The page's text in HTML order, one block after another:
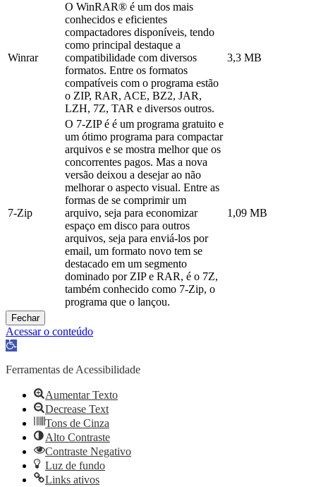
Winrar
O WinRAR® é um dos mais
conhecidos e eficientes
compactadores disponíveis, tendo
como principal destaque a
compatibilidade com diversos
formatos. Entre os formatos
compatíveis com o programa estão
o ZIP, RAR, ACE, BZ2, JAR,
LZH, 7Z, TAR e diversos outros.
3,3 MB
7-Zip
O 7-ZIP é é um programa gratuito e
um ótimo programa para compactar
arquivos e se mostra melhor que os
concorrentes pagos. Mas a nova
versão deixou a desejar ao não
melhorar o aspecto visual. Entre as
formas de se comprimir um
arquivo, seja para economizar
espaço em disco para outros
arquivos, seja para enviá-los por
email, um formato novo tem se
destacado em um segmento
dominado por ZIP e RAR, é o 7Z,
também conhecido como 7-Zip, o
programa que o lançou.
1,09 MB
Fechar
Acessar o conteúdo
Abrir
barra
ferramentas
Ferramentas de Acessibilidade
Aumentar Texto
Decrease Text
Tons de Cinza
Alto Contraste
Contraste Negativo
Luz de fundo
Links ativos